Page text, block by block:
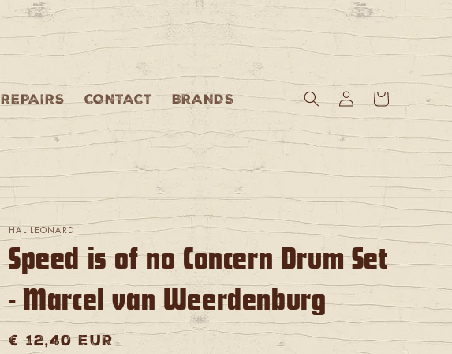
REPAIRS CONTACT BRANDS
Log
in
Cart
HAL LEONARD
Speed is of no Concern Drum Set
- Marcel van Weerdenburg
Regular
price
€ 12,40 EUR